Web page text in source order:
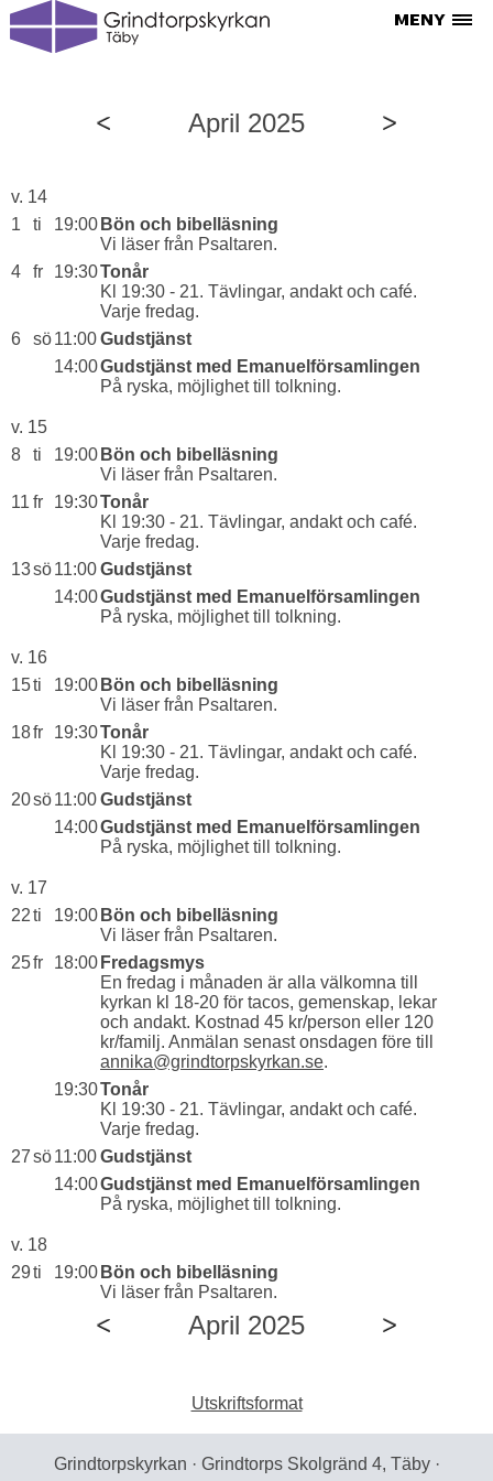
April 2025
v. 14
1
ti 19:00 Bön och bibelläsning
Vi läser från Psaltaren.
4
fr 19:30Tonår
Kl 19:30 - 21. Tävlingar, andakt och café.
Varje fredag.
6
sö11:00Gudstjänst
14:00Gudstjänst med Emanuelförsamlingen
På ryska, möjlighet till tolkning.
v. 15
8
ti 19:00 Bön och bibelläsning
Vi läser från Psaltaren.
11 fr 19:30Tonår
Kl 19:30 - 21. Tävlingar, andakt och café.
Varje fredag.
13sö11:00Gudstjänst
14:00Gudstjänst med Emanuelförsamlingen
På ryska, möjlighet till tolkning.
v. 16
15ti 19:00 Bön och bibelläsning
Vi läser från Psaltaren.
18fr 19:30Tonår
Kl 19:30 - 21. Tävlingar, andakt och café.
Varje fredag.
20sö11:00Gudstjänst
14:00Gudstjänst med Emanuelförsamlingen
På ryska, möjlighet till tolkning.
v. 17
22ti 19:00 Bön och bibelläsning
Vi läser från Psaltaren.
25fr 18:00 Fredagsmys
En fredag i månaden är alla välkomna till
kyrkan kl 18-20 för tacos, gemenskap, lekar
och andakt. Kostnad 45 kr/person eller 120
kr/familj. Anmälan senast onsdagen före till
annika@grindtorpskyrkan.se.
19:30Tonår
Kl 19:30 - 21. Tävlingar, andakt och café.
Varje fredag.
27sö11:00Gudstjänst
14:00Gudstjänst med Emanuelförsamlingen
På ryska, möjlighet till tolkning.
v. 18
29ti 19:00 Bön och bibelläsning
Vi läser från Psaltaren.
April 2025
Utskriftsformat
Grindtorpskyrkan · Grindtorps Skolgränd 4, Täby ·